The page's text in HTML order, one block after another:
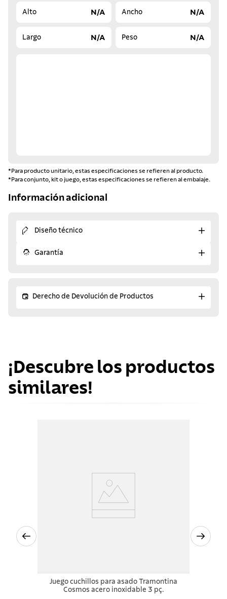
Alto N/A Ancho N/A
Largo N/A Peso N/A
*Para producto unitario, estas especificaciones se refieren al producto.
*Para conjunto, kit o juego, estas especificaciones se refieren al embalaje.
Información adicional
Diseño técnico
Garantía
Derecho de Devolución de Productos
¡Descubre los productos
similares!
Juego cuchillos para asado Tramontina
Cosmos acero inoxidable 3 pç.